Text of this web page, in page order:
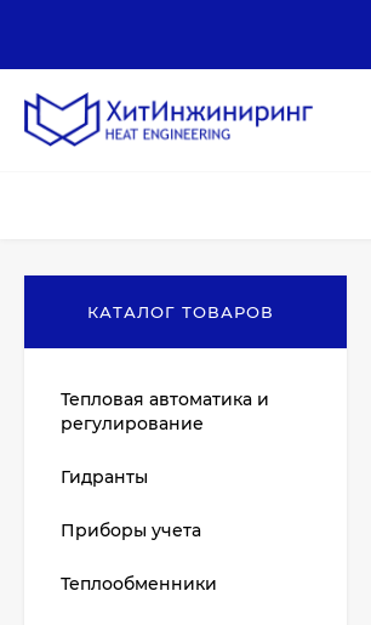
КАТАЛОГ ТОВАРОВ
Тепловая автоматика и
регулирование
Гидранты
Приборы учета
Теплообменники